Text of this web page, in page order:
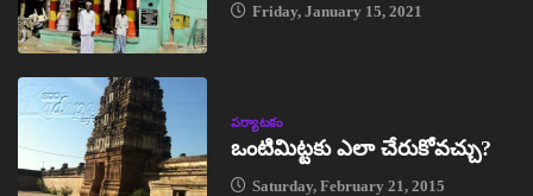
Friday, January 15, 2021
పర్యాటకం
ఒంటిమిట్టకు ఎలా చేరుకోవచ్చు?
Saturday, February 21, 2015